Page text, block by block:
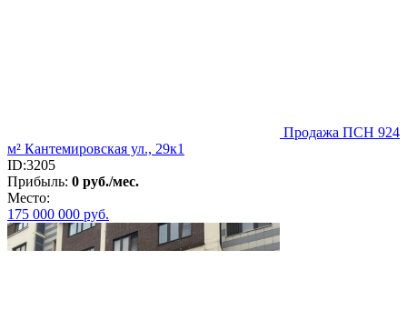
Продажа ПСН 924
м² Кантемировская ул., 29к1
ID:3205
Прибыль: 0 руб./мес.
Место:
175 000 000 руб.